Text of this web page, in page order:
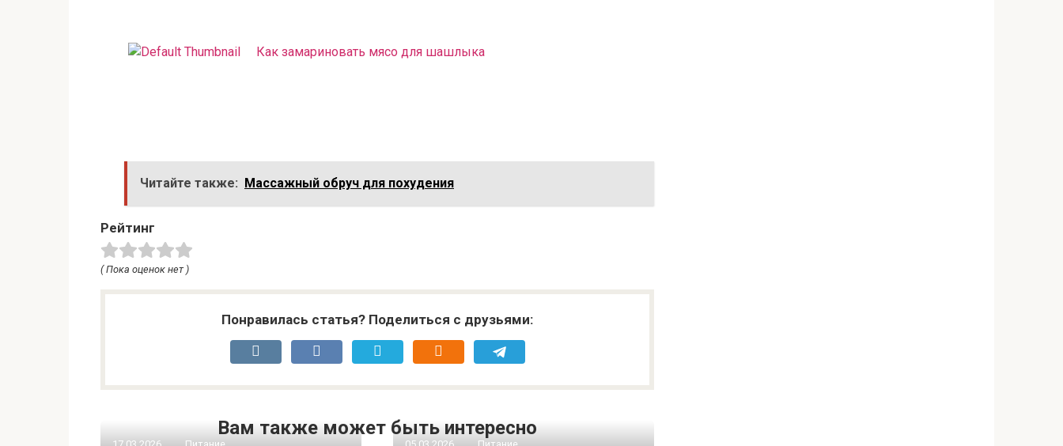
Как замариновать мясо для шашлыка
Читайте также: Массажный обруч для похудения
Рейтинг
( Пока оценок нет )
Понравилась статья? Поделиться с друзьями:
Вам также может быть интересно